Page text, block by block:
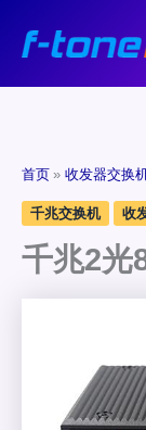
首页 收发器交换
千兆交换机 收
千兆2光